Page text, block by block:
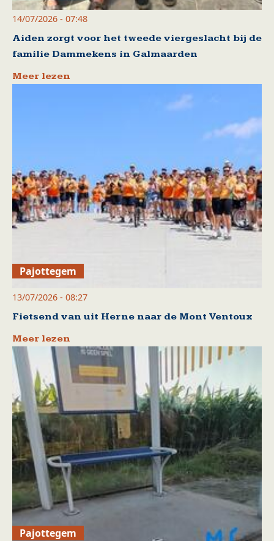
14/07/2026 - 07:48
Aiden zorgt voor het tweede viergeslacht bij de
familie Dammekens in Galmaarden
Meer lezen
Pajottegem
13/07/2026 - 08:27
Fietsend van uit Herne naar de Mont Ventoux
Meer lezen
Pajottegem